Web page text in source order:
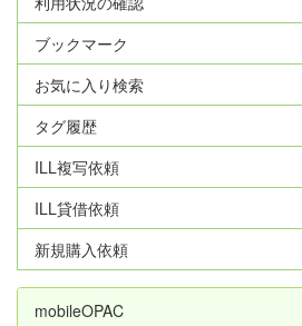
ブックマーク
お気に入り検索
タグ履歴
ILL複写依頼
ILL貸借依頼
新規購入依頼
mobileOPAC